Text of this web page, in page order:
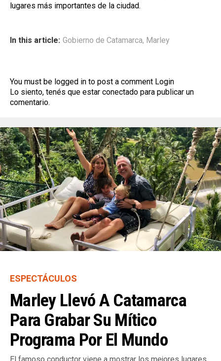
lugares más importantes de la ciudad.
In this article: Gobierno de Catamarca, Marley
You must be logged in to post a comment Login
Lo siento, tenés que estar conectado para publicar un
comentario.
ESPECTÁCULOS
Marley Llevó A Catamarca
Para Grabar Su Mítico
Programa Por El Mundo